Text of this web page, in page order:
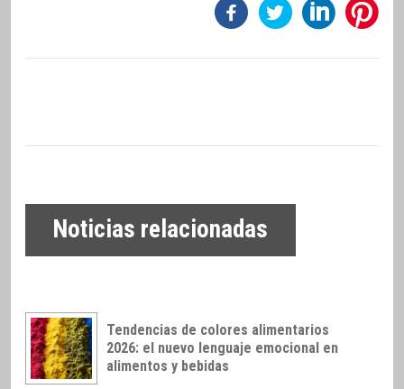
Noticias relacionadas
Tendencias de colores alimentarios
2026: el nuevo lenguaje emocional en
alimentos y bebidas